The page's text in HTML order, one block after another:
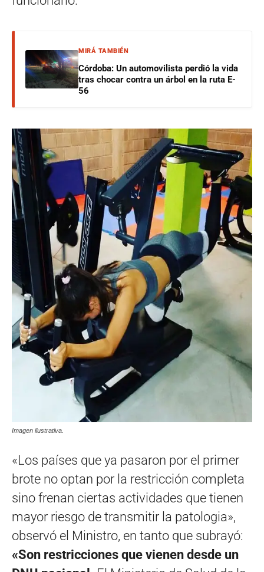
MIRÁ TAMBIÉN
Córdoba: Un automovilista perdió la vida
tras chocar contra un árbol en la ruta E-
56
Imagen ilustrativa.
«Los países que ya pasaron por el primer
brote no optan por la restricción completa
sino frenan ciertas actividades que tienen
mayor riesgo de transmitir la patologia»,
observó el Ministro, en tanto que subrayó:
«Son restricciones que vienen desde un